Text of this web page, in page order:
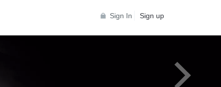
Sign In Sign up